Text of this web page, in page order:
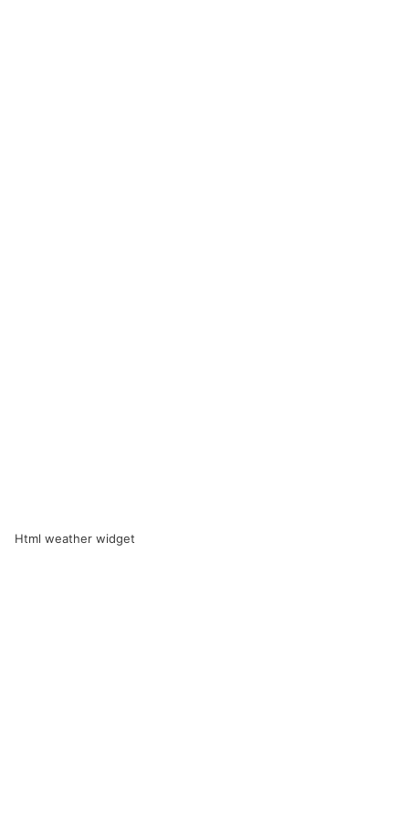
Html weather widget